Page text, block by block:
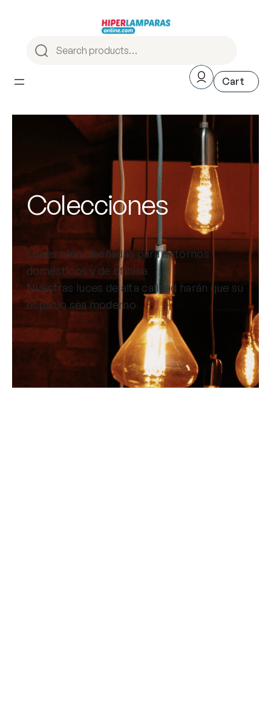
Colecciones
Luces bien diseñadas para entornos
domésticos y de oficina
Nuestras luces de alta calidad harán que su
espacio sea moderno